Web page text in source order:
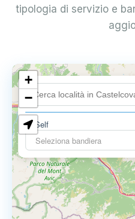
tipologia di servizio e
Self
Seleziona bandiera
+
−